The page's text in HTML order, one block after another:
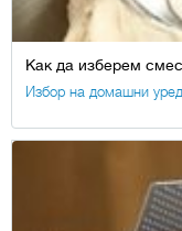
Как да изберем
Избор на домашни